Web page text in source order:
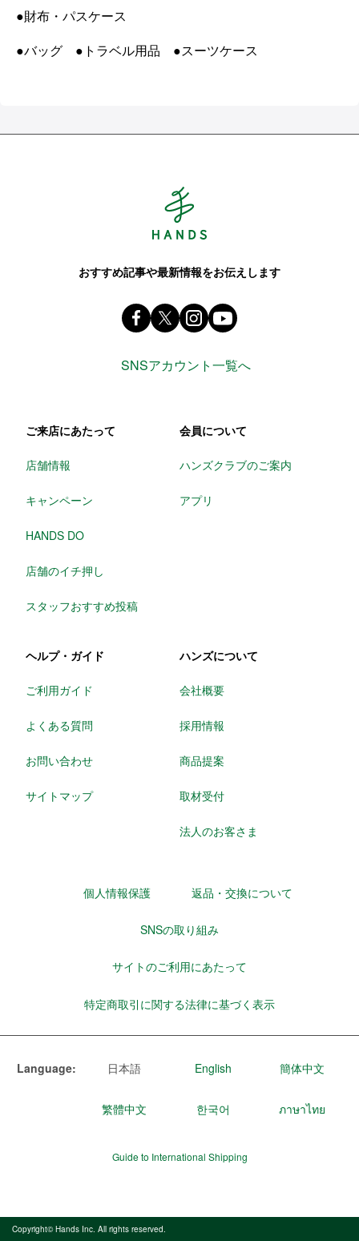
●財布・パスケース
●バッグ ●トラベル用品 ●スーツケース
おすすめ記事や最新情報をお伝えします
Facebook ハンズ公式ファンページ
X(旧 twitter) @Hands_official_
instagram
SNSアカウント一覧へ
ご来店にあたって
店舗情報
キャンペーン
HANDS DO
店舗のイチ押し
スタッフおすすめ投稿
会員について
ハンズクラブのご案内
アプリ
ヘルプ・ガイド
ご利用ガイド
よくある質問
お問い合わせ
サイトマップ
ハンズについて
会社概要
採用情報
商品提案
取材受付
法人のお客さま
個人情報保護 返品・交換について
SNSの取り組み
サイトのご利用にあたって
特定商取引に関する法律に基づく表示
Language: 日本語 English 簡体中文
繁體中文 한국어 ภาษาไทย
Guide to International Shipping
Copyright© Hands Inc. All rights reserved.